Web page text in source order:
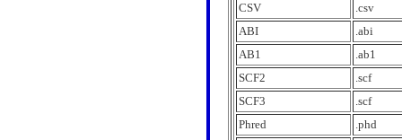
CSV
.csv
ABI
.abi
AB1
.ab1
SCF2
.scf
SCF3
.scf
Phred
.phd